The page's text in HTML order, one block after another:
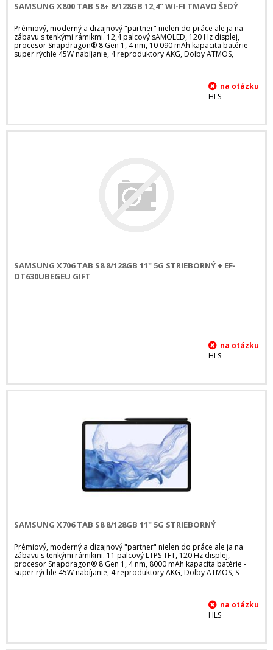
SAMSUNG X800 TAB S8+ 8/128GB 12,4" WI-FI TMAVO ŠEDÝ
Prémiový, moderný a dizajnový "partner" nielen do práce ale ja na
zábavu s tenkými rámikmi. 12,4 palcový sAMOLED, 120 Hz displej,
procesor Snapdragon® 8 Gen 1, 4 nm, 10 090 mAh kapacita batérie -
super rýchle 45W nabíjanie, 4 reproduktory AKG, Dolby ATMOS,
HLS
SAMSUNG X706 TAB S8 8/128GB 11" 5G STRIEBORNÝ + EF-
DT630UBEGEU GIFT
HLS
SAMSUNG X706 TAB S8 8/128GB 11" 5G STRIEBORNÝ
Prémiový, moderný a dizajnový "partner" nielen do práce ale ja na
zábavu s tenkými rámikmi. 11 palcový LTPS TFT, 120 Hz displej,
procesor Snapdragon® 8 Gen 1, 4 nm, 8000 mAh kapacita batérie -
super rýchle 45W nabíjanie, 4 reproduktory AKG, Dolby ATMOS, S
HLS